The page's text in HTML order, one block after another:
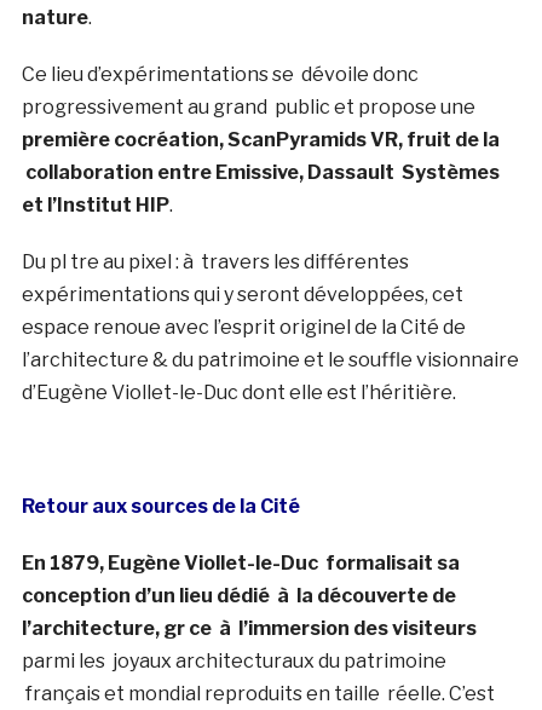
nature.
Ce lieu d’expérimentations se dévoile donc
progressivement au grand public et propose une
première cocréation, ScanPyramids VR, fruit de la
collaboration entre Emissive, Dassault Systèmes
et l’Institut HIP.
Du pl tre au pixel : à travers les différentes
expérimentations qui y seront développées, cet
espace renoue avec l’esprit originel de la Cité de
l’architecture & du patrimoine et le souffle visionnaire
d’Eugène Viollet-le-Duc dont elle est l’héritière.
Retour aux sources de la Cité
En 1879, Eugène Viollet-le-Duc formalisait sa
conception d’un lieu dédié à la découverte de
l’architecture, gr ce à l’immersion des visiteurs
parmi les joyaux architecturaux du patrimoine
français et mondial reproduits en taille réelle. C’est